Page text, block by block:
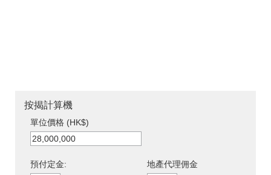
按揭計算機
單位價格 (HK$)
預付定金:
地產代理佣金